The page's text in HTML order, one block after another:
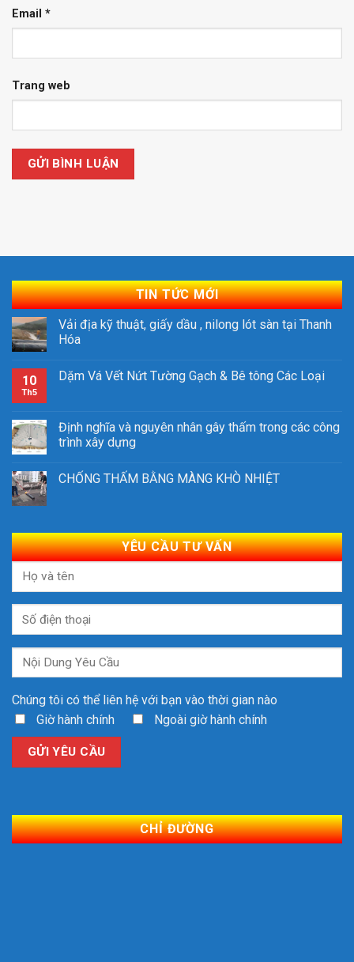
Email *
Trang web
TIN TỨC MỚI
Vải địa kỹ thuật, giấy dầu , nilong lót sàn tại Thanh
Hóa
10
Th5
Dặm Vá Vết Nứt Tường Gạch & Bê tông Các Loại
Định nghĩa và nguyên nhân gây thấm trong các công
trình xây dựng
CHỐNG THẤM BẰNG MÀNG KHÒ NHIỆT
YÊU CẦU TƯ VẤN
Chúng tôi có thể liên hệ với bạn vào thời gian nào
Giờ hành chính
Ngoài giờ hành chính
CHỈ ĐƯỜNG